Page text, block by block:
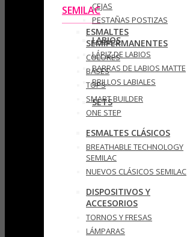
CEJAS
PESTAÑAS POSTIZAS
LABIOS
LÁPIZ DE LABIOS
BARRAS DE LABIOS MATTE
BRILLOS LABIALES
SETS
SEMILAC
ESMALTES
SEMIPERMANENTES
COLORES
BASES
TOPS
SMART BUILDER
ONE STEP
ESMALTES CLÁSICOS
BREATHABLE TECHNOLOGY
SEMILAC
NUEVOS CLÁSICOS SEMILAC
DISPOSITIVOS Y
ACCESORIOS
TORNOS Y FRESAS
LÁMPARAS